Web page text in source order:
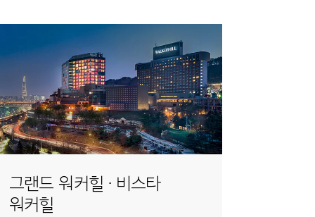
그랜드 워커힐 · 비스타
워커힐